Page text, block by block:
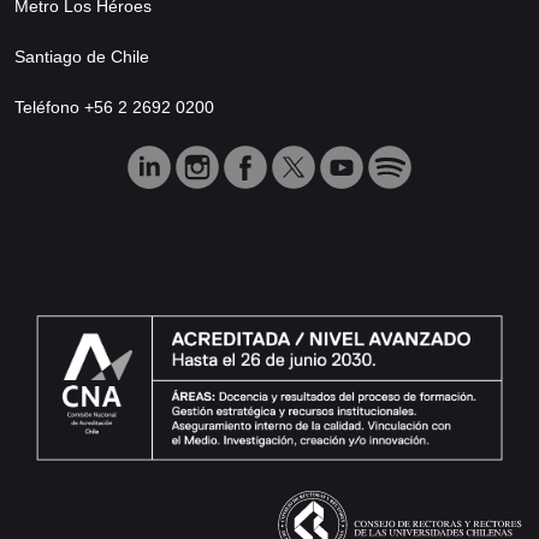
Metro Los Héroes
Santiago de Chile
Teléfono +56 2 2692 0200